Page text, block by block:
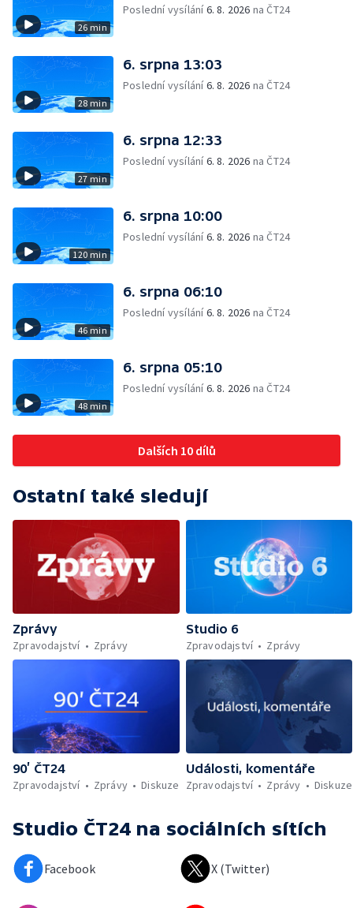
26 min
Poslední vysílání6. 8. 2026 na ČT24
28 min
6. srpna 13:03
Poslední vysílání6. 8. 2026 na ČT24
27 min
6. srpna 12:33
Poslední vysílání6. 8. 2026 na ČT24
120 min
6. srpna 10:00
Poslední vysílání6. 8. 2026 na ČT24
46 min
6. srpna 06:10
Poslední vysílání6. 8. 2026 na ČT24
48 min
6. srpna 05:10
Poslední vysílání6. 8. 2026 na ČT24
Dalších 10 dílů
Ostatní také sledují
Zprávy
Zpravodajství
Zprávy
Studio 6
Zpravodajství
Zprávy
90’ ČT24
Zpravodajství
Zprávy Diskuze
Události, komentáře
Zpravodajství
Zprávy Diskuze
Studio ČT24 na sociálních sítích
Facebook X (Twitter)